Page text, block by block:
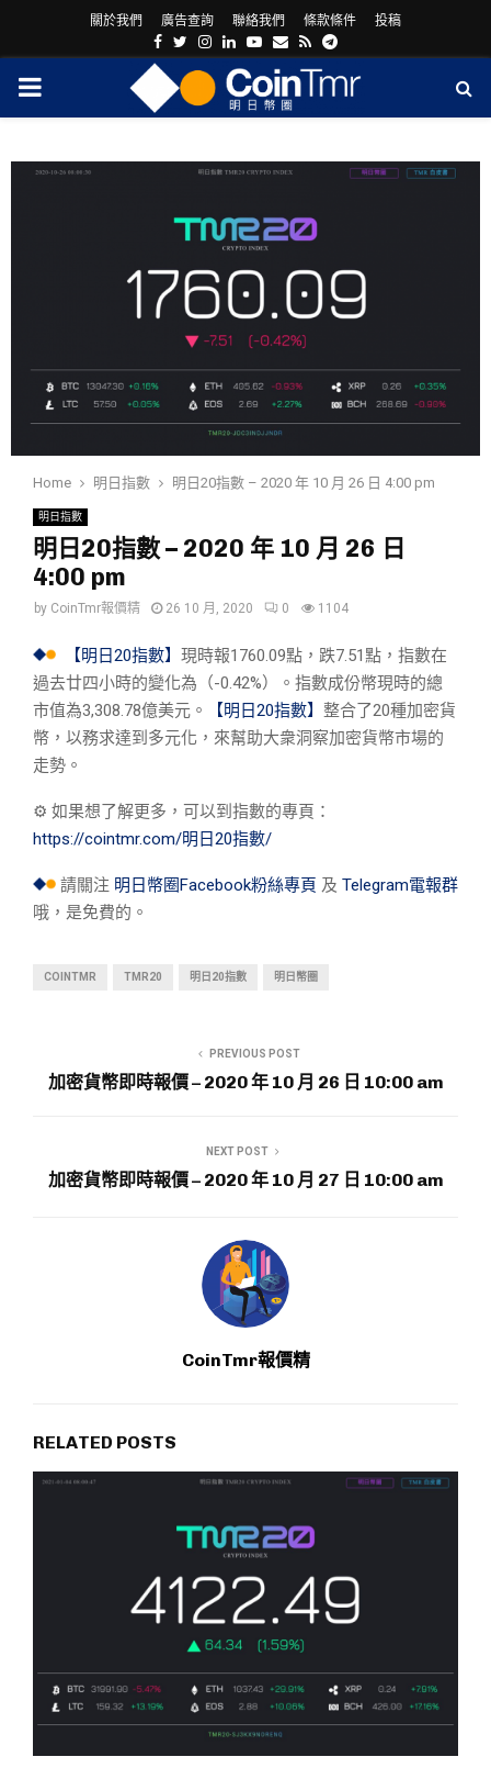
關於我們 廣告查詢 聯絡我們 條款條件 投稿
Facebook
Twitter
Instagram
LinkedinYoutube
Email
RssTelegram
PRIMARY
Home 明日指數 明日20指數 – 2020 年 10 月 26 日 4:00 pm
明日指數
明日20指數 – 2020 年 10 月 26 日
4:00 pm
by CoinTmr報價精 26 10 月, 2020 0 1104
【明日20指數】 現時報1760.09點，跌7.51點，指數在
過去廿四小時的變化為（-0.42%）。指數成份幣現時的總
市值為3,308.78億美元。
【明日20指數】 整合了20種加密貨
幣，以務求達到多元化，來幫助大衆洞察加密貨幣市場的
走勢。
⚙︎ 如果想了解更多，可以到指數的專頁：
https://cointmr.com/明日20指數/
請關注 明日幣圈Facebook粉絲專頁 及 Telegram電報群
哦，是免費的。
COINTMR TMR20 明日20指數 明日幣圈
PREVIOUS POST
加密貨幣即時報價 – 2020 年 10 月 26 日 10:00 am
NEXT POST
加密貨幣即時報價 – 2020 年 10 月 27 日 10:00 am
CoinTmr報價精
RELATED POSTS